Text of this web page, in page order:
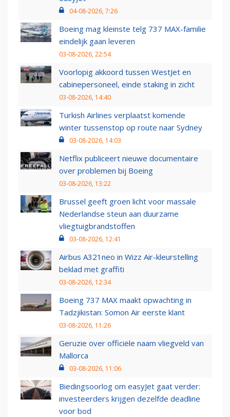
04-08-2026, 7:26
Boeing mag kleinste telg 737 MAX-familie
eindelijk gaan leveren
03-08-2026, 22:54
Voorlopig akkoord tussen WestJet en
cabinepersoneel, einde staking in zicht
03-08-2026, 14:40
Turkish Airlines verplaatst komende
winter tussenstop op route naar Sydney
03-08-2026, 14:03
Netflix publiceert nieuwe documentaire
over problemen bij Boeing
03-08-2026, 13:22
Brussel geeft groen licht voor massale
Nederlandse steun aan duurzame
vliegtuigbrandstoffen
03-08-2026, 12:41
Airbus A321neo in Wizz Air-kleurstelling
beklad met graffiti
03-08-2026, 12:34
Boeing 737 MAX maakt opwachting in
Tadzjikistan: Somon Air eerste klant
03-08-2026, 11:26
Geruzie over officiële naam vliegveld van
Mallorca
03-08-2026, 11:06
Biedingsoorlog om easyJet gaat verder:
investeerders krijgen dezelfde deadline
voor bod